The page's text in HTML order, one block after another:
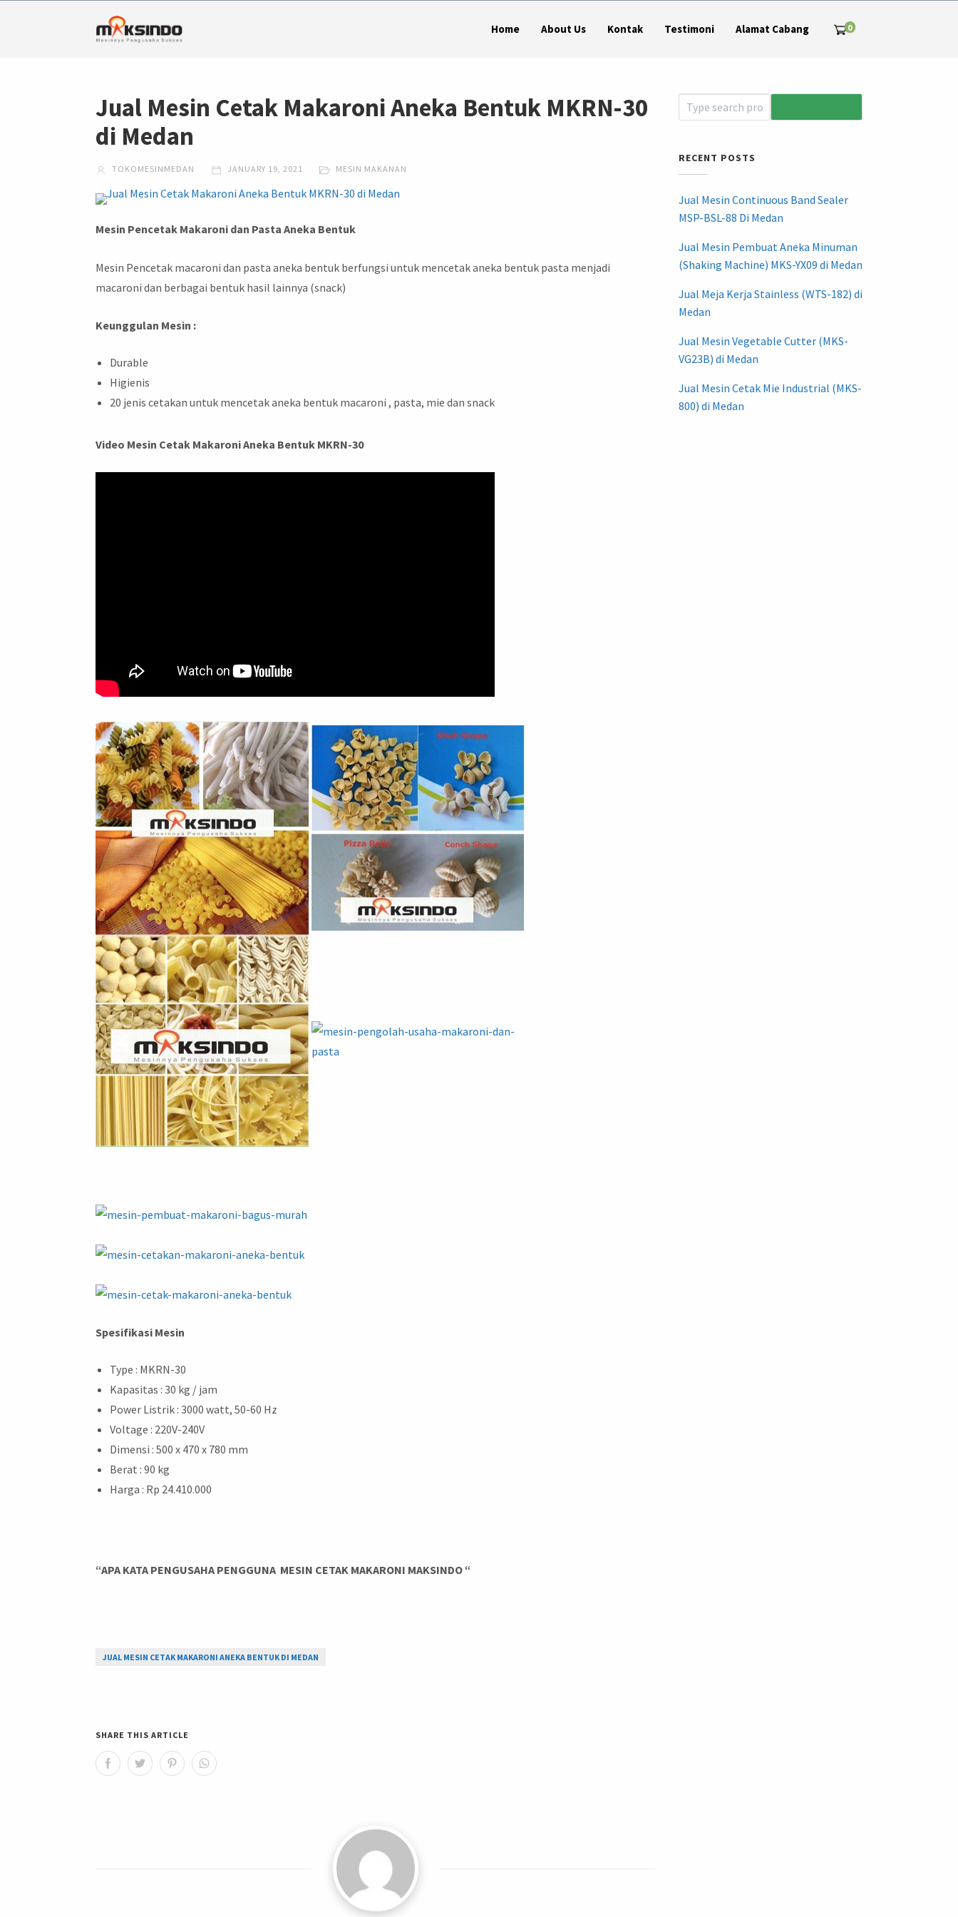
Home About Us Kontak Testimoni Alamat Cabang 0
Jual Mesin Cetak Makaroni Aneka Bentuk MKRN-30
di Medan
TOKOMESINMEDAN JANUARY 19, 2021 MESIN MAKANAN
Mesin Pencetak Makaroni dan Pasta Aneka Bentuk
Mesin Pencetak macaroni dan pasta aneka bentuk berfungsi untuk mencetak aneka bentuk pasta menjadi
macaroni dan berbagai bentuk hasil lainnya (snack)
Keunggulan Mesin :
Durable
Higienis
20 jenis cetakan untuk mencetak aneka bentuk macaroni , pasta, mie dan snack
Video Mesin Cetak Makaroni Aneka Bentuk MKRN-30
Spesifikasi Mesin
Type : MKRN-30
Kapasitas : 30 kg / jam
Power Listrik : 3000 watt, 50-60 Hz
Voltage : 220V-240V
Dimensi : 500 x 470 x 780 mm
Berat : 90 kg
Harga : Rp 24.410.000
“APA KATA PENGUSAHA PENGGUNA MESIN CETAK MAKARONI MAKSINDO “
JUAL MESIN CETAK MAKARONI ANEKA BENTUK DI MEDAN
SHARE THIS ARTICLE
RECENT POSTS
Jual Mesin Continuous Band Sealer
MSP-BSL-88 Di Medan
Jual Mesin Pembuat Aneka Minuman
(Shaking Machine) MKS-YX09 di Medan
Jual Meja Kerja Stainless (WTS-182) di
Medan
Jual Mesin Vegetable Cutter (MKS-
VG23B) di Medan
Jual Mesin Cetak Mie Industrial (MKS-
800) di Medan